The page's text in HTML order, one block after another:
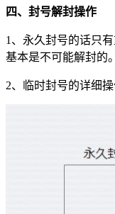
四、封号解封操作
1、永久封号的话只
基本是不可能解封的。
2、临时封号的详细操